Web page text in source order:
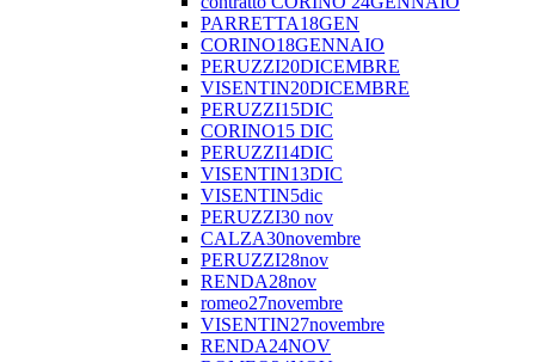
PARRETTA18GEN
CORINO18GENNAIO
PERUZZI20DICEMBRE
VISENTIN20DICEMBRE
PERUZZI15DIC
CORINO15 DIC
PERUZZI14DIC
VISENTIN13DIC
VISENTIN5dic
PERUZZI30 nov
CALZA30novembre
PERUZZI28nov
RENDA28nov
romeo27novembre
VISENTIN27novembre
RENDA24NOV